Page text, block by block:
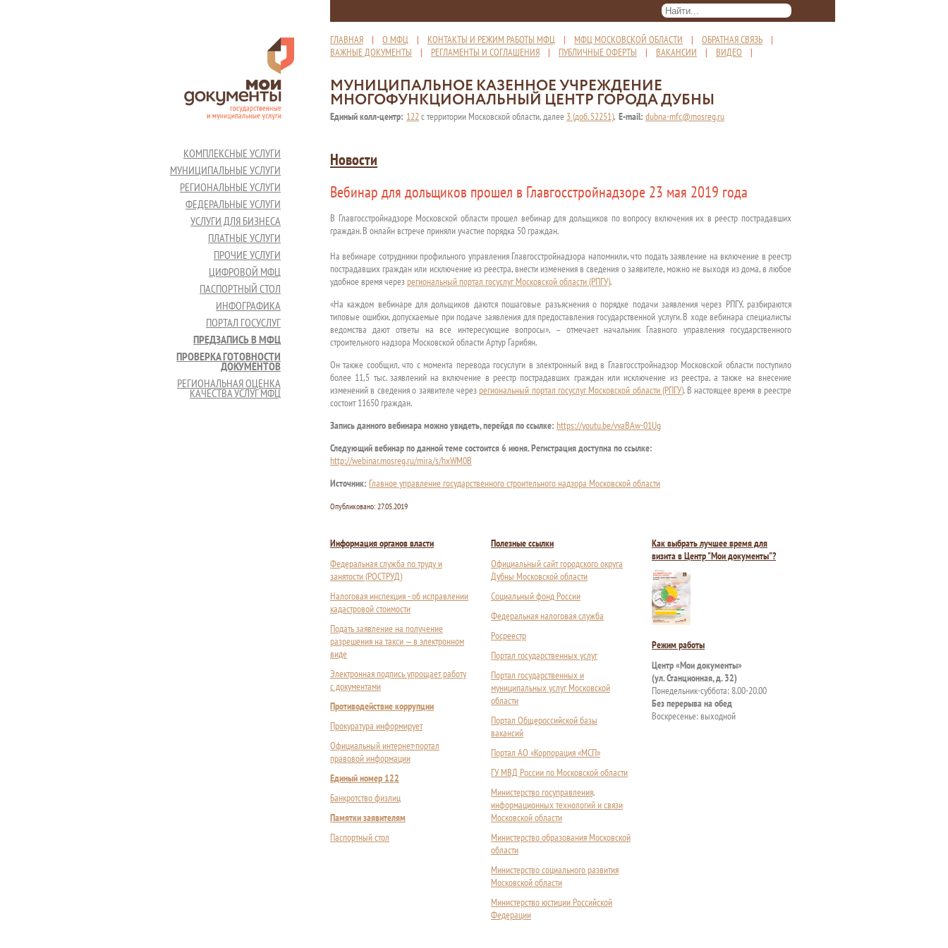
ГЛАВНАЯ | О МФЦ | КОНТАКТЫ И РЕЖИМ РАБОТЫ МФЦ | МФЦ МОСКОВСКОЙ ОБЛАСТИ | ОБРАТНАЯ СВЯЗЬ |
ВАЖНЫЕ ДОКУМЕНТЫ | РЕГЛАМЕНТЫ И СОГЛАШЕНИЯ | ПУБЛИЧНЫЕ ОФЕРТЫ | ВАКАНСИИ | ВИДЕО |
МУНИЦИПАЛЬНОЕ КАЗЕННОЕ УЧРЕЖДЕНИЕ
МНОГОФУНКЦИОНАЛЬНЫЙ ЦЕНТР ГОРОДА ДУБНЫ
Единый колл-центр: 122с территории Московской области, далее 3 (доб. 52251), E-mail: dubna-mfc@mosreg.ru
КОМПЛЕКСНЫЕ УСЛУГИ
МУНИЦИПАЛЬНЫЕ УСЛУГИ
РЕГИОНАЛЬНЫЕ УСЛУГИ
ФЕДЕРАЛЬНЫЕ УСЛУГИ
УСЛУГИ ДЛЯ БИЗНЕСА
ПЛАТНЫЕ УСЛУГИ
ПРОЧИЕ УСЛУГИ
ЦИФРОВОЙ МФЦ
ПАСПОРТНЫЙ СТОЛ
ИНФОГРАФИКА
ПОРТАЛ ГОСУСЛУГ
ПРЕДЗАПИСЬ В МФЦ
ПРОВЕРКА ГОТОВНОСТИ
ДОКУМЕНТОВ
РЕГИОНАЛЬНАЯ ОЦЕНКА
КАЧЕСТВА УСЛУГ МФЦ
Новости
Вебинар для дольщиков прошел в Главгосстройнадзоре 23 мая 2019 года
В Главгосстройнадзоре Московской области прошел вебинар для дольщиков по вопросу включения их в реестр пострадавших
граждан. В онлайн встрече приняли участие порядка 50 граждан.
На вебинаре сотрудники профильного управления Главгосстройнадзора напомнили, что подать заявление на включение в реестр
пострадавших граждан или исключение из реестра, внести изменения в сведения о заявителе, можно не выходя из дома, в любое
удобное время черезрегиональный портал госуслуг Московской области (РПГУ).
«На каждом вебинаре для дольщиков даются пошаговые разъяснения о порядке подачи заявления через РПГУ, разбираются
типовые ошибки, допускаемые при подаче заявления для предоставления государственной услуги. В ходе вебинара специалисты
ведомства дают ответы на все интересующие вопросы», – отмечает начальник Главного управления государственного
строительного надзора Московской области Артур Гарибян.
Он также сообщил, что с момента перевода госуслуги в электронный вид в Главгосстройнадзор Московской области поступило
более 11,5 тыс. заявлений на включение в реестр пострадавших граждан или исключение из реестра, а также на внесение
изменений в сведения о заявителе черезрегиональный портал госуслуг Московской области (РПГУ). В настоящее время в реестре
состоит 11650 граждан.
Запись данного вебинара можно увидеть, перейдя по ссылке: https://youtu.be/vvaBAw-01Ug
Следующий вебинар по данной теме состоится 6 июня. Регистрация доступна по ссылке:
http://webinar.mosreg.ru/mira/s/hxWM0B
Источник: Главное управление государственного строительного надзора Московской области
Опубликовано: 27.05.2019
Информация органов власти
Федеральная служба по труду и
занятости (РОСТРУД)
Налоговая инспекция - об исправлении
кадастровой стоимости
Подать заявление на получение
разрешения на такси — в электронном
виде
Электронная подпись упрощает работу
с документами
Противодействие коррупции
Прокуратура информирует
Официальный интернет-портал
правовой информации
Единый номер 122
Банкротство физлиц
Памятки заявителям
Паспортный стол
Полезные ссылки
Официальный сайт городского округа
Дубны Московской области
Социальный фонд России
Федеральная налоговая служба
Росреестр
Портал государственных услуг
Портал государственных и
муниципальных услуг Московской
области
Портал Общероссийской базы
вакансий
Портал АО «Корпорация «МСП»
ГУ МВД России по Московской области
Министерство госуправления,
информационных технологий и связи
Московской области
Министерство образования Московской
области
Министерство социального развития
Московской области
Министерство юстиции Российской
Федерации
Как выбрать лучшее время для
визита в Центр "Мои документы"?
Режим работы
Центр «Мои документы»
(ул. Станционная, д. 32)
Понедельник-суббота: 8.00-20.00
Без перерыва на обед
Воскресенье: выходной